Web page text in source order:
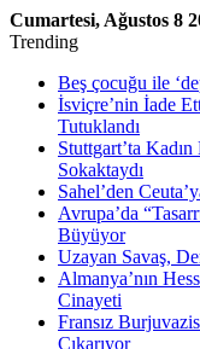
Cumartesi, Ağustos 8
Trending
Beş çocuğu ile
İsviçre’nin İade
Tutuklandı
Stuttgart’ta
Sokaktaydı
Sahel’den
Avrupa’da
Büyüyor
Uzayan Savaş,
Almanya’nın
Cinayeti
Fransız
Çıkarıyor